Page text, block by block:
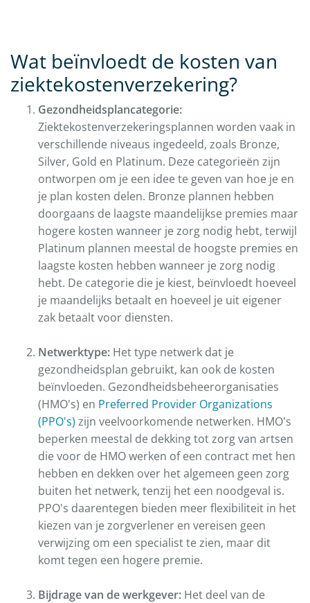
Wat beïnvloedt de kosten van
ziektekostenverzekering?
Gezondheidsplancategorie:
Ziektekostenverzekeringsplannen worden vaak in
verschillende niveaus ingedeeld, zoals Bronze,
Silver, Gold en Platinum. Deze categorieën zijn
ontworpen om je een idee te geven van hoe je en
je plan kosten delen. Bronze plannen hebben
doorgaans de laagste maandelijkse premies maar
hogere kosten wanneer je zorg nodig hebt, terwijl
Platinum plannen meestal de hoogste premies en
laagste kosten hebben wanneer je zorg nodig
hebt. De categorie die je kiest, beïnvloedt hoeveel
je maandelijks betaalt en hoeveel je uit eigener
zak betaalt voor diensten.
Netwerktype: Het type netwerk dat je
gezondheidsplan gebruikt, kan ook de kosten
beïnvloeden. Gezondheidsbeheerorganisaties
(HMO's) en Preferred Provider Organizations
(PPO's) zijn veelvoorkomende netwerken. HMO's
beperken meestal de dekking tot zorg van artsen
die voor de HMO werken of een contract met hen
hebben en dekken over het algemeen geen zorg
buiten het netwerk, tenzij het een noodgeval is.
PPO's daarentegen bieden meer flexibiliteit in het
kiezen van je zorgverlener en vereisen geen
verwijzing om een specialist te zien, maar dit
komt tegen een hogere premie.
Bijdrage van de werkgever: Het deel van de